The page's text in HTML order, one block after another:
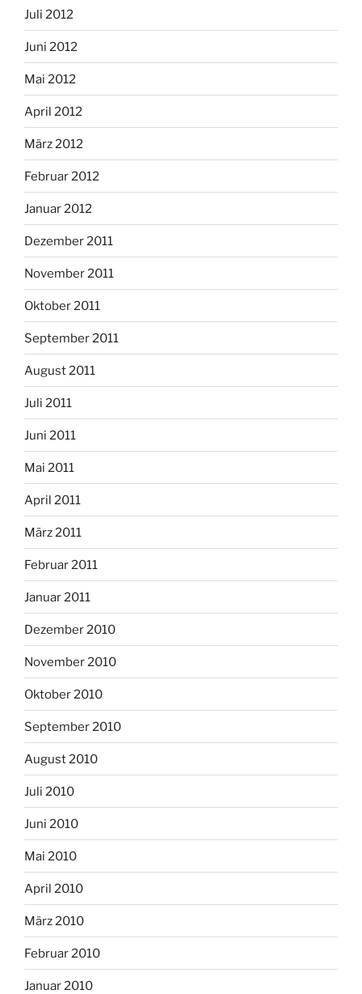
Juli 2012
Juni 2012
Mai 2012
April 2012
März 2012
Februar 2012
Januar 2012
Dezember 2011
November 2011
Oktober 2011
September 2011
August 2011
Juli 2011
Juni 2011
Mai 2011
April 2011
März 2011
Februar 2011
Januar 2011
Dezember 2010
November 2010
Oktober 2010
September 2010
August 2010
Juli 2010
Juni 2010
Mai 2010
April 2010
März 2010
Februar 2010
Januar 2010